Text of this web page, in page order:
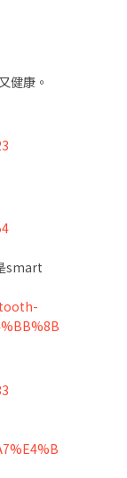
健康。
smart